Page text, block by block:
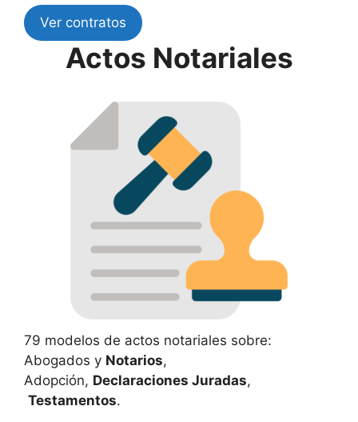
Ver contratos
Actos Notariales
79 modelos de actos notariales sobre:
Abogados y Notarios,
Adopción, Declaraciones Juradas,
Testamentos.